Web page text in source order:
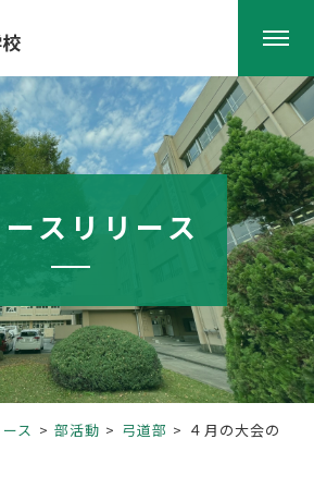
スリリース
ス 部活動 弓道部
４月の大会の